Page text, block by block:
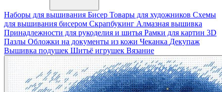
Наборы для вышивания Бисер Товары для художников Схемы
для вышивания бисером Скрапбукинг Алмазная вышивка
Принадлежности для рукоделия и шитья Рамки для картин 3D
Пазлы Обложки на документы из кожи Чеканка Декупаж
Вышивка подушек Шитьё игрушек Вязание